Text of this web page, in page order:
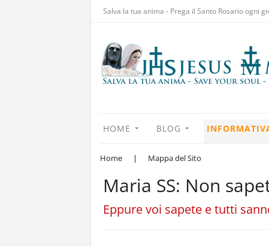
Salva la tua anima - Prega il Santo Rosario ogni
HOME BLOG
Home | Mappa del Sito
Maria SS: Non
Eppure voi sapete e tutti